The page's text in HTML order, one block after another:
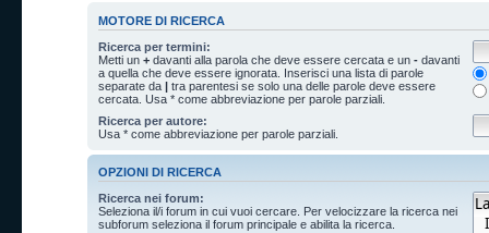
MOTORE DI RICERCA
Ricerca per termini:
Metti un + davanti alla parola che deve essere cercata e un - davanti
a quella che deve essere ignorata. Inserisci una lista di parole
separate da | tra parentesi se solo una delle parole deve essere
cercata. Usa * come abbreviazione per parole parziali.
Ricerca per autore:
Usa * come abbreviazione per parole parziali.
OPZIONI DI RICERCA
Ricerca nei forum:
Seleziona il/i forum in cui vuoi cercare. Per velocizzare la ricerca nei
subforum seleziona il forum principale e abilita la ricerca.